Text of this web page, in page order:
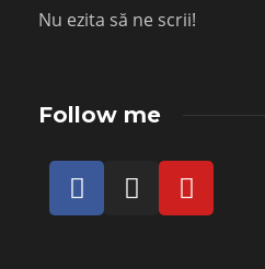
Nu ezita să ne scrii!
Follow me